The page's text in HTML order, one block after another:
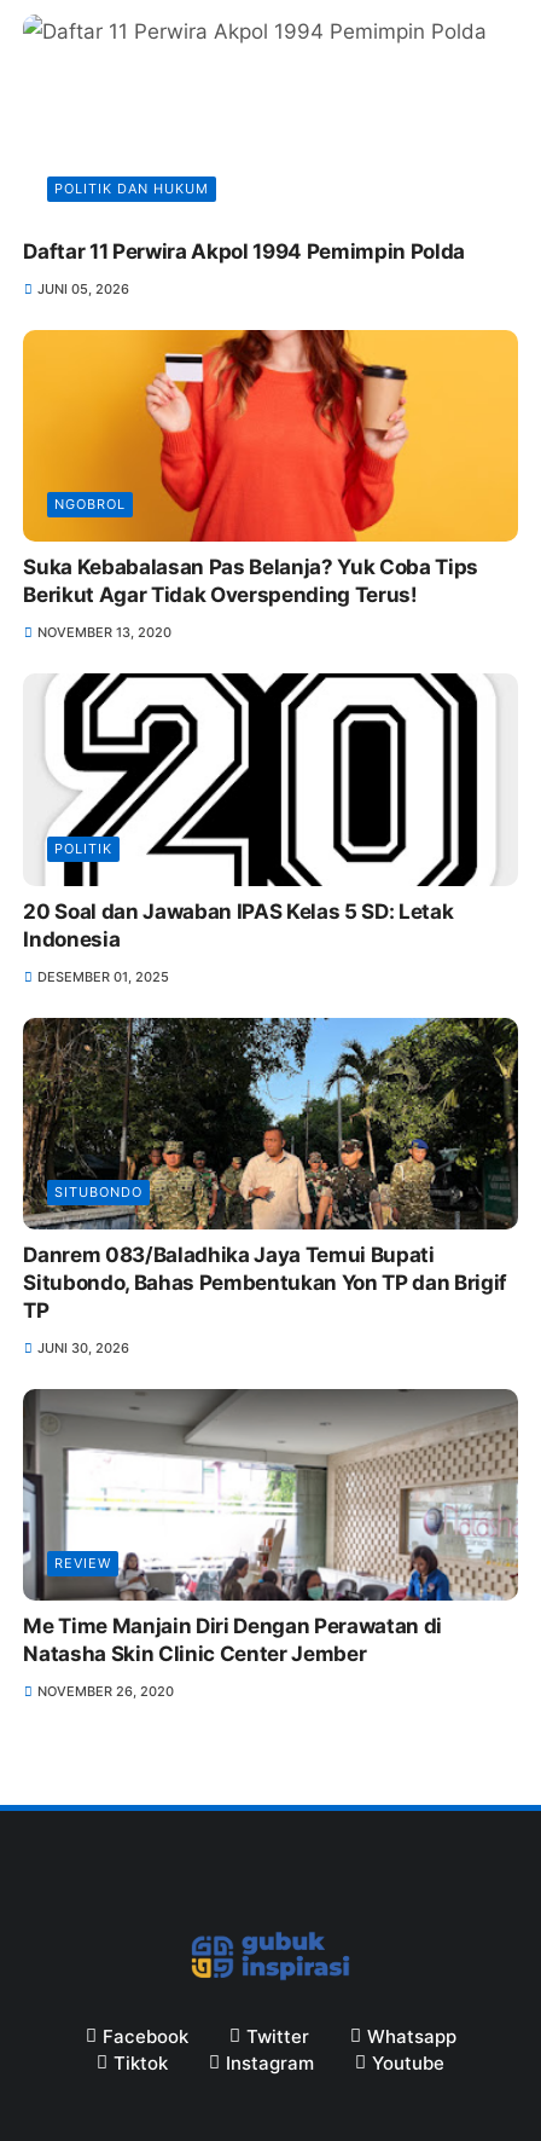
POLITIK DAN HUKUM
Daftar 11 Perwira Akpol 1994 Pemimpin Polda
JUNI 05, 2026
NGOBROL
Suka Kebabalasan Pas Belanja? Yuk Coba Tips
Berikut Agar Tidak Overspending Terus!
NOVEMBER 13, 2020
POLITIK
20 Soal dan Jawaban IPAS Kelas 5 SD: Letak
Indonesia
DESEMBER 01, 2025
SITUBONDO
Danrem 083/Baladhika Jaya Temui Bupati
Situbondo, Bahas Pembentukan Yon TP dan Brigif
TP
JUNI 30, 2026
REVIEW
Me Time Manjain Diri Dengan Perawatan di
Natasha Skin Clinic Center Jember
NOVEMBER 26, 2020
Facebook Twitter
Whatsapp
Tiktok
Instagram Youtube